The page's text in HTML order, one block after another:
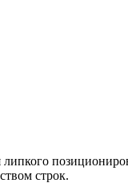
строк.